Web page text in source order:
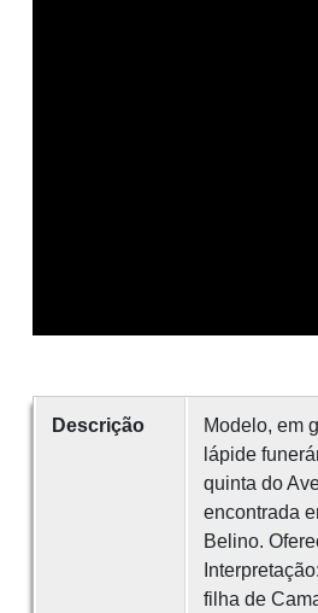
Descrição
Modelo, em
lápide
quinta do
encontrada
Belino.
filha de